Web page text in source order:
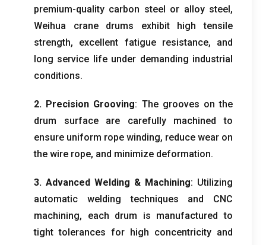
premium-quality carbon steel or alloy steel ,
Weihua crane drums exhibit high tensile
strength, excellent fatigue resistance, and
long service life under demanding industrial
conditions.
2. Precision Grooving: The grooves on the
drum surface are carefully machined to
ensure uniform rope winding, reduce wear on
the wire rope, and minimize deformation.
3. Advanced Welding & Machining: Utilizing
automatic welding techniques and CNC
machining, each drum is manufactured to
tight tolerances for high concentricity and